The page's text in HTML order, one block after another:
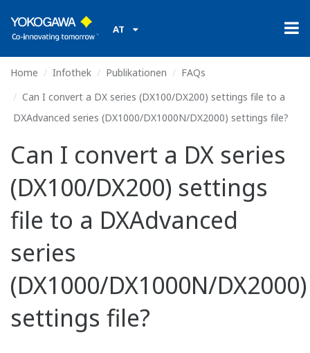
AT
Home Infothek Publikationen
FAQs
Can I convert a DX series (DX100/DX200) settings file to a
DXAdvanced series (DX1000/DX1000N/DX2000) settings file?
Can I convert a DX series
(DX100/DX200) settings
file to a DXAdvanced
series
(DX1000/DX1000N/DX2000)
settings file?